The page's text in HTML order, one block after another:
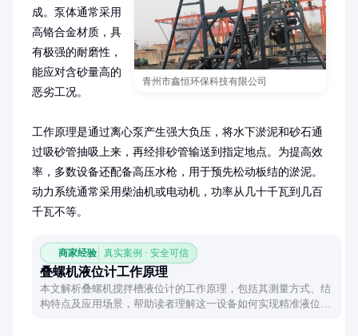
青州市鑫恒环保科技有限公司
成。泵体通常采用
高铬合金材质，具
有极强的耐磨性，
能应对含砂量高的
恶劣工况。
工作原理是通过离心泵产生强大负压，将水下淤泥和砂石通
过吸砂管抽吸上来，再经排砂管输送到指定地点。为提高效
率，多数设备还配备高压水枪，用于预先松动板结的淤泥。
动力系统通常采用柴油机或电动机，功率从几十千瓦到几百
千瓦不等。
商家经验 真实案例 · 安全可信
叠螺机液位计工作原理
本文解析叠螺机搅拌槽液位计的工作原理，包括其测量方式、结
构特点及应用场景，帮助读者理解这一设备如何实现精准液位监